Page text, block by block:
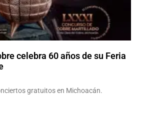
celebra 60 años de su Feria
gratuitos en Michoacán.